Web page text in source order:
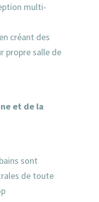
multi-
créant des
propre salle de
et de la
sont
de toute